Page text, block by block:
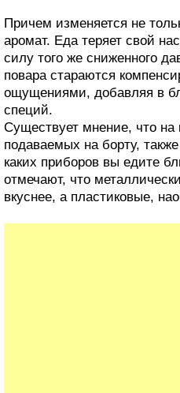
Причем изменяется не
аромат. Еда теряет свой
силу того же сниженного
повара стараются
ощущениями, добавляя в
специй.
Существует мнение, что на
подаваемых на борту,
каких приборов вы едите
отмечают, что
вкуснее, а пластиковые,